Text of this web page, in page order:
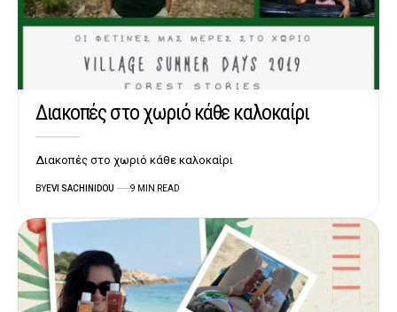
Διακοπές στο χωριό κάθε καλοκαίρι
Διακοπές στο χωριό κάθε καλοκαίρι
BYEVI SACHINIDOU 9 MIN READ